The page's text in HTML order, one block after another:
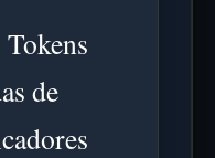
de